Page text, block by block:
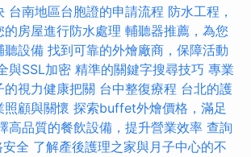
台南地區台胞證的申請流程 防水工程，
房屋進行防水處理 輔聽器推薦，為您
聽設備 找到可靠的外燴廠商，保障活動
與SSL加密 精準的關鍵字搜尋技巧 專業
的視力健康把關 台中整復療程 台北的護
照顧與關懷 探索buffet外燴價格，滿足
高品質的餐飲設備，提升營業效率 查詢
全 了解產後護理之家與月子中心的不